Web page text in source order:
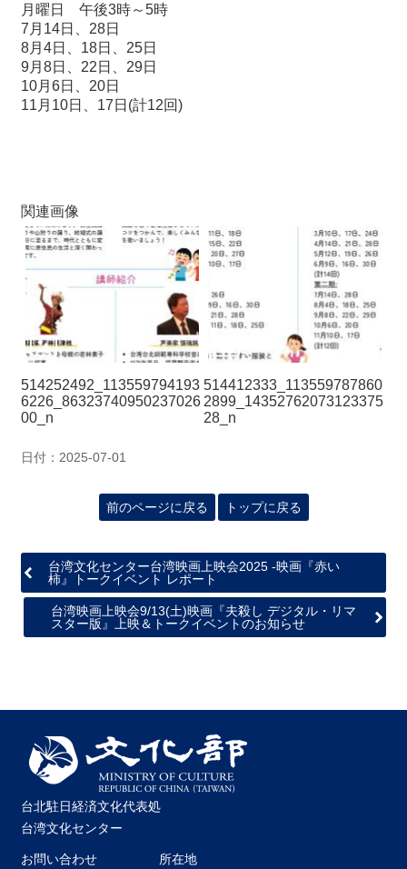
月曜日 午後3時～5時
7月14日、28日
8月4日、18日、25日
9月8日、22日、29日
10月6日、20日
11月10日、17日(計12回)
関連画像
514252492_113559794193
6226_86323740950237026
00_n
514412333_113559787860
2899_14352762073123375
28_n
日付：2025-07-01
前のページに戻る トップに戻る
台湾文化センター台湾映画上映会2025 -映画『赤い
柿』トークイベント レポート
台湾映画上映会9/13(土)映画『夫殺し デジタル・リマ
スター版』上映＆トークイベントのお知らせ
台北駐日経済文化代表処
台湾文化センター
お問い合わせ 所在地